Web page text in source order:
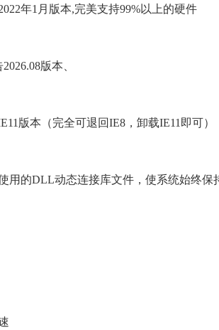
年1月版本,完美支持99%以上的硬件
版本、
版本（完全可退回IE8，卸载IE11即可）
用的DLL动态连接库文件，使系统始终保